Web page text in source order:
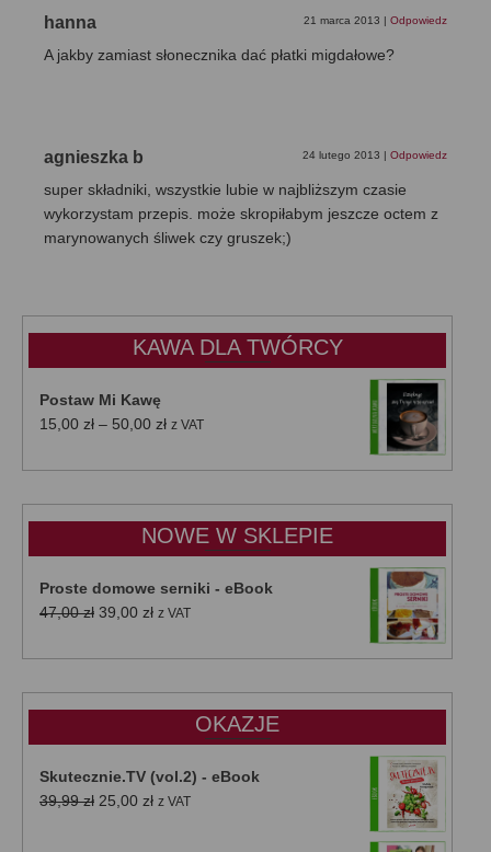
hanna 21 marca 2013 Odpowiedz
A jakby zamiast słonecznika dać płatki migdałowe?
agnieszka b 24 lutego 2013 Odpowiedz
super składniki, wszystkie lubie w najbliższym czasie
wykorzystam przepis. może skropiłabym jeszcze octem z
marynowanych śliwek czy gruszek;)
KAWA DLA TWÓRCY
Postaw Mi Kawę
15,00 zł – 50,00 złZakres
od
do
50,00 zł
z VAT
NOWE W SKLEPIE
Proste domowe serniki - eBook
47,00zł Pierwotna
wynosiła:
39,00 złAktualna
wynosi:
z VAT
OKAZJE
Skutecznie.TV (vol.2) - eBook
39,99zł Pierwotna
25,00 złAktualna
z VAT